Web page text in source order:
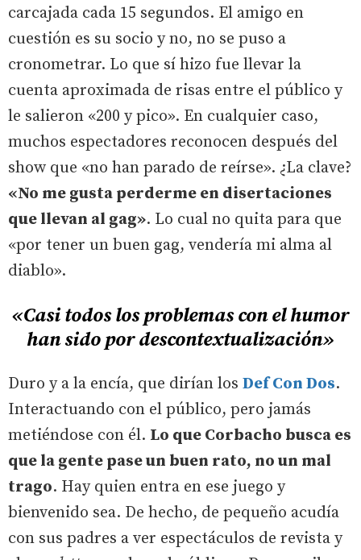
carcajada cada 15 segundos. El amigo en
cuestión es su socio y no, no se puso a
cronometrar. Lo que sí hizo fue llevar la
cuenta aproximada de risas entre el público y
le salieron «200 y pico». En cualquier caso,
muchos espectadores reconocen después del
show que «no han parado de reírse». ¿La clave?
«No me gusta perderme en disertaciones
que llevan al gag». Lo cual no quita para que
«por tener un buen gag, vendería mi alma al
diablo».
«Casi todos los problemas con el humor
han sido por descontextualización»
Duro y a la encía, que dirían los Def Con Dos.
Interactuando con el público, pero jamás
metiéndose con él. Lo que Corbacho busca es
que la gente pase un buen rato, no un mal
trago. Hay quien entra en ese juego y
bienvenido sea. De hecho, de pequeño acudía
con sus padres a ver espectáculos de revista y